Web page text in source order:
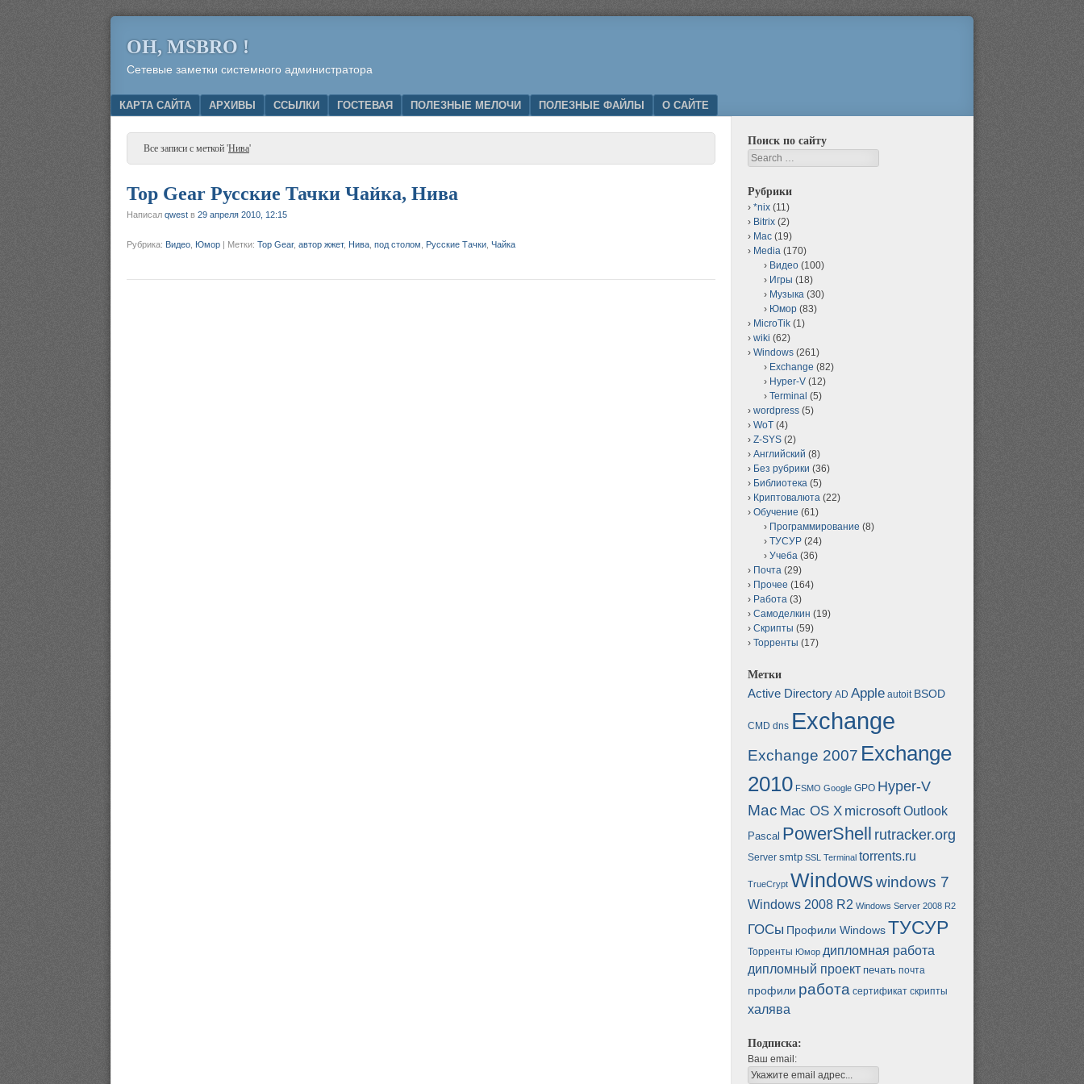
OH, MSBRO !
Сетевые заметки системного администратора
Menu
SKIP TO CONTENT
КАРТА САЙТА АРХИВЫ ССЫЛКИ ГОСТЕВАЯ ПОЛЕЗНЫЕ МЕЛОЧИ ПОЛЕЗНЫЕ ФАЙЛЫ О САЙТЕ
Все записи с меткой 'Нива'
Top Gear Русские Тачки Чайка, Нива
Написал qwest в 29 апреля 2010, 12:15
Рубрика: Видео Юмор | Метки: Top Gear, автор жжет, Нива под столом Русские Тачки Чайка
Поиск по сайту
Search
Рубрики
*nix (11)
Bitrix (2)
Mac (19)
Media (170)
Видео (100)
Игры (18)
Музыка (30)
Юмор (83)
MicroTik (1)
wiki (62)
Windows (261)
Exchange (82)
Hyper-V (12)
Terminal (5)
wordpress (5)
WoT (4)
Z-SYS (2)
Английский (8)
Без рубрики (36)
Библиотека (5)
Криптовалюта (22)
Обучение (61)
Программирование (8)
ТУСУР (24)
Учеба (36)
Почта (29)
Прочее (164)
Работа (3)
Самоделкин (19)
Скрипты (59)
Торренты (17)
Метки
Active Directory AD Apple autoit BSOD
CMD dns Exchange
Exchange 2007 Exchange
2010 FSMO Google GPO Hyper-V
Mac Mac OS X microsoftOutlook
Pascal PowerShell rutracker.org
Server smtp SSL Terminal torrents.ru
TrueCrypt Windowswindows 7
Windows 2008 R2 Windows Server 2008 R2
ГОСы Профили WindowsТУСУР
Торренты Юмор дипломная работа
дипломный проект печать почта
профили работа сертификат скрипты
халява
Подписка:
Ваш email: